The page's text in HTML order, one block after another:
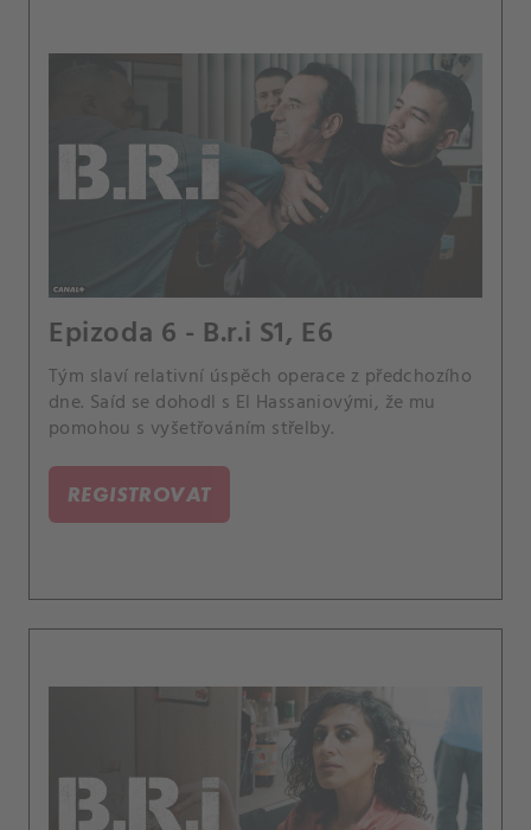
Epizoda 6 - B.r.i S1, E6
Tým slaví relativní úspěch operace z předchozího
dne. Saíd se dohodl s El Hassaniovými, že mu
pomohou s vyšetřováním střelby.
REGISTROVAT